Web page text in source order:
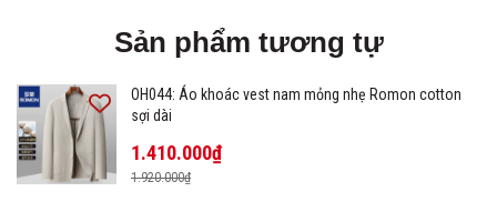
Sản phẩm tương tự
OH044: Áo khoác vest nam mỏng nhẹ Romon cotton
sợi dài
1.410.000₫
1.920.000₫